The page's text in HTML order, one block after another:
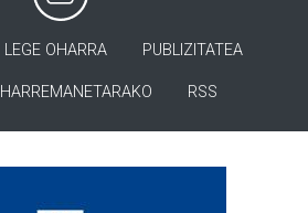
LEGE OHARRA PUBLIZITATEA
HARREMANETARAKO RSS